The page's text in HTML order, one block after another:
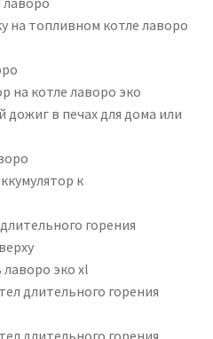
на топливном котле лаворо
на котле лаворо эко
в печах для дома или
к
горения
эко xl
длительного горения
длительного горения